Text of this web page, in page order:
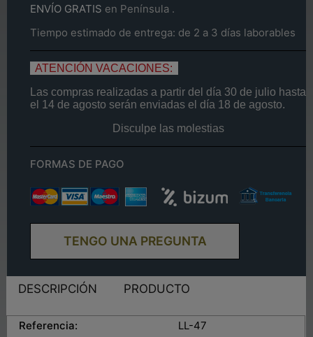
ENVÍO GRATIS en Península .
Tiempo estimado de entrega: de 2 a 3 días laborables
ATENCIÓN VACACIONES:
Las compras realizadas a partir del día 30 de julio hasta
el 14 de agosto serán enviadas el día 18 de agosto.
Disculpe las molestias
FORMAS DE PAGO
TENGO UNA PREGUNTA
DESCRIPCIÓN PRODUCTO
Referencia:
LL-47